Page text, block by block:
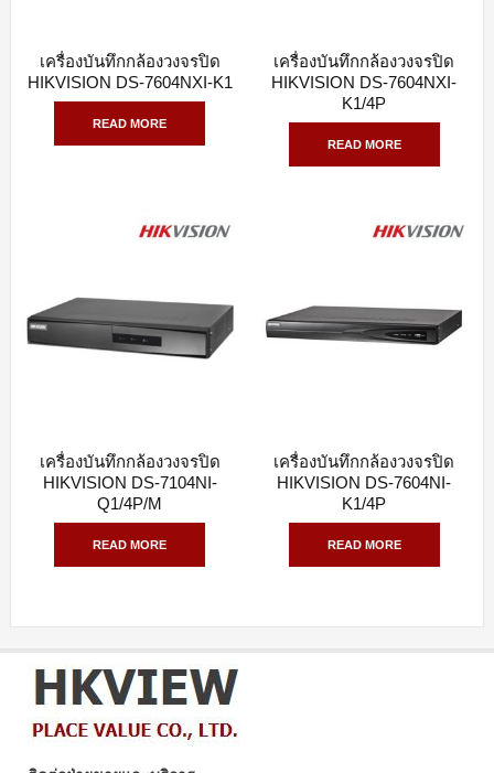
QUICK VIEW
เครื่องบันทึกกล้องวงจรปิด
HIKVISION DS-7604NXI-K1
READ MORE
QUICK VIEW
เครื่องบันทึกกล้องวงจรปิด
HIKVISION DS-7604NXI-
K1/4P
READ MORE
QUICK VIEW
เครื่องบันทึกกล้องวงจรปิด
HIKVISION DS-7104NI-
Q1/4P/M
READ MORE
QUICK VIEW
เครื่องบันทึกกล้องวงจรปิด
HIKVISION DS-7604NI-
K1/4P
READ MORE